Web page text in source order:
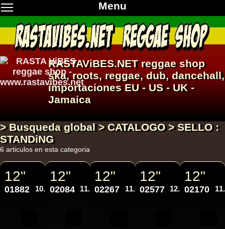
Menu
RASTAViBES.NETreggae shop
ska, roots, reggae,dub,dancehall,
importaciones EU - US - UK -
Jamaica
> Busqueda global > CATALOGO > SELLO :
STANDiNG
6 articulos en esta categoria
12"
01882 10.50€
12"
02084 11.50€
12"
02267 11.50€
12"
02577 12.95€
12"
02170